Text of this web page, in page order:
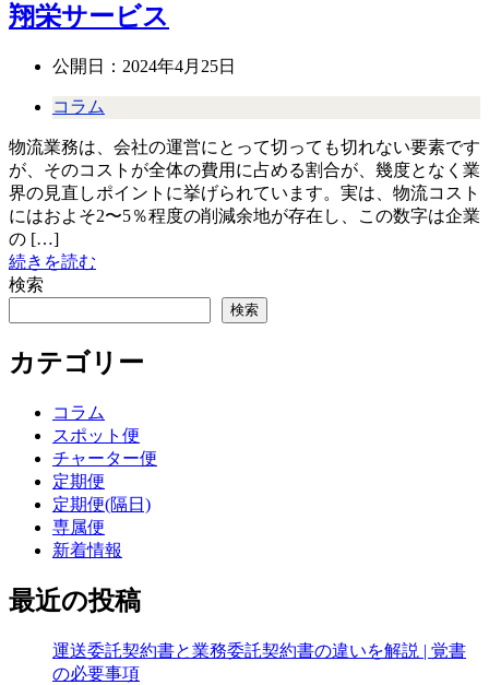
翔栄サービス
公開日： 2024年4月25日
コラム
物流業務は、会社の運営にとって切っても切れない要素です
が、そのコストが全体の費用に占める割合が、幾度となく業
界の見直しポイントに挙げられています。実は、物流コスト
にはおよそ2〜5％程度の削減余地が存在し、この数字は企業
の […]
続きを読む
検索
検索
カテゴリー
コラム
スポット便
チャーター便
定期便
定期便(隔日)
専属便
新着情報
最近の投稿
運送委託契約書と業務委託契約書の違いを解説 | 覚書
の必要事項